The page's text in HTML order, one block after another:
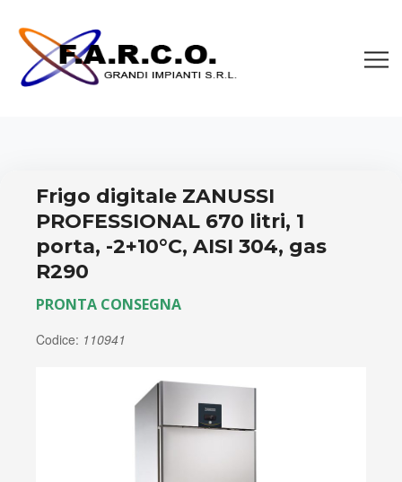
Frigo digitale ZANUSSI
PROFESSIONAL 670 litri, 1
porta, -2+10°C, AISI 304, gas
R290
PRONTA CONSEGNA
Codice: 110941